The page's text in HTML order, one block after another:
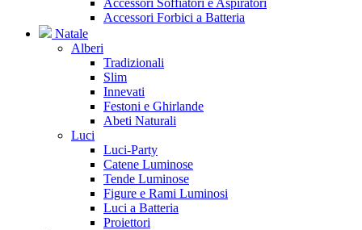
Accessori Soffiatori e Aspiratori
Accessori Forbici a Batteria
Natale
Alberi
Tradizionali
Slim
Innevati
Festoni e Ghirlande
Abeti Naturali
Luci
Luci-Party
Catene Luminose
Tende Luminose
Figure e Rami Luminosi
Luci a Batteria
Proiettori